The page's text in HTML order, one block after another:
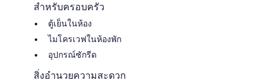
สำหรับครอบครัว
ตู้เย็นในห้อง
ไมโครเวฟในห้องพัก
อุปกรณ์ซักรีด
สิ่งอำนวยความสะดวก